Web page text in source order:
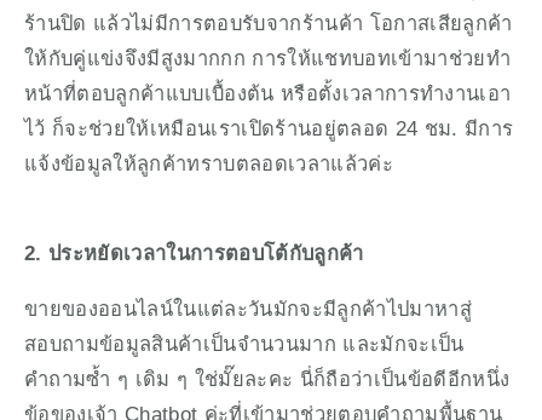
ร้านปิด แล้วไม่มีการตอบรับจากร้านค้า โอกาสเสียลูกค้า
ให้กับคู่แข่งจึงมีสูงมากกก การให้แชทบอทเข้ามาช่วยทำ
หน้าที่ตอบลูกค้าแบบเบื้องต้น หรือตั้งเวลาการทำงานเอา
ไว้ ก็จะช่วยให้เหมือนเราเปิดร้านอยู่ตลอด 24 ชม. มีการ
แจ้งข้อมูลให้ลูกค้าทราบตลอดเวลาแล้วค่ะ
2. ประหยัดเวลาในการตอบโต้กับลูกค้า
ขายของออนไลน์ในแต่ละวันมักจะมีลูกค้าไปมาหาสู่
สอบถามข้อมูลสินค้าเป็นจำนวนมาก และมักจะเป็น
คำถามซ้ำ ๆ เดิม ๆ ใช่มั๊ยละคะ นี่ก็ถือว่าเป็นข้อดีอีกหนึ่ง
ข้อของเจ้า Chatbot ค่ะที่เข้ามาช่วยตอบคำถามพื้นฐาน